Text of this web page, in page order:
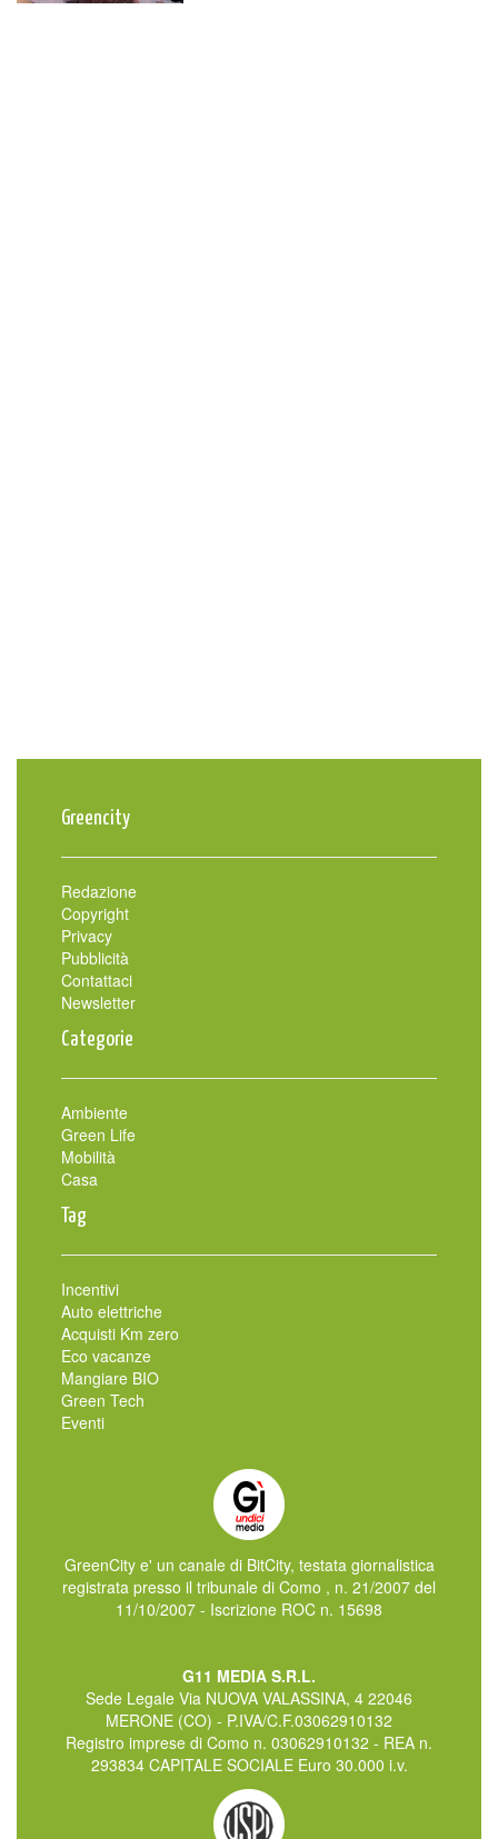
Greencity
Redazione
Copyright
Privacy
Pubblicità
Contattaci
Newsletter
Categorie
Ambiente
Green Life
Mobilità
Casa
Tag
Incentivi
Auto elettriche
Acquisti Km zero
Eco vacanze
Mangiare BIO
Green Tech
Eventi
GreenCity e' un canale di BitCity, testata giornalistica
registrata presso il tribunale di Como , n. 21/2007 del
11/10/2007 - Iscrizione ROC n. 15698
G11 MEDIA S.R.L.
Sede Legale Via NUOVA VALASSINA, 4 22046
MERONE (CO) - P.IVA/C.F.03062910132
Registro imprese di Como n. 03062910132 - REA n.
293834 CAPITALE SOCIALE Euro 30.000 i.v.